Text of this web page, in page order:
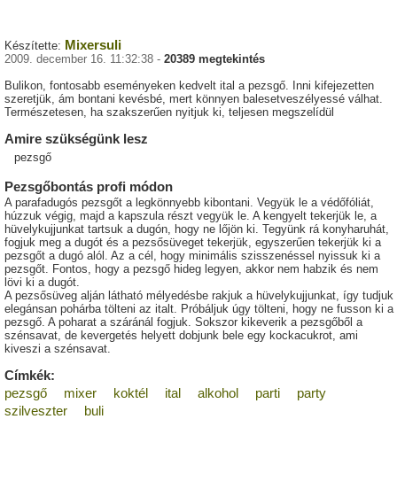
Készítette: Mixersuli
2009. december 16. 11:32:38 - 20389 megtekintés
Bulikon, fontosabb eseményeken kedvelt ital a pezsgő. Inni kifejezetten
szeretjük, ám bontani kevésbé, mert könnyen balesetveszélyessé válhat.
Természetesen, ha szakszerűen nyitjuk ki, teljesen megszelídül
Amire szükségünk lesz
pezsgő
Pezsgőbontás profi módon
A parafadugós pezsgőt a legkönnyebb kibontani. Vegyük le a védőfóliát,
húzzuk végig, majd a kapszula részt vegyük le. A kengyelt tekerjük le, a
hüvelykujjunkat tartsuk a dugón, hogy ne lőjön ki. Tegyünk rá konyharuhát,
fogjuk meg a dugót és a pezsősüveget tekerjük, egyszerűen tekerjük ki a
pezsgőt a dugó alól. Az a cél, hogy minimális szisszenéssel nyissuk ki a
pezsgőt. Fontos, hogy a pezsgő hideg legyen, akkor nem habzik és nem
lövi ki a dugót.
A pezsősüveg alján látható mélyedésbe rakjuk a hüvelykujjunkat, így tudjuk
elegánsan pohárba tölteni az italt. Próbáljuk úgy tölteni, hogy ne fusson ki a
pezsgő. A poharat a száránál fogjuk. Sokszor kikeverik a pezsgőből a
szénsavat, de kevergetés helyett dobjunk bele egy kockacukrot, ami
kiveszi a szénsavat.
Címkék:
pezsgő
mixer koktél ital alkohol parti
party
szilveszter
buli